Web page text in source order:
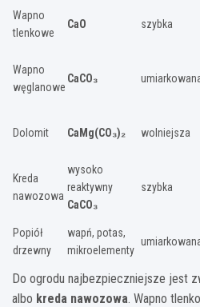
Wapno
tlenkowe
CaO szybka
Wapno
węglanowe
CaCO₃
Dolomit CaMg(CO₃)₂ wolniejsza
Kreda
nawozowa
wysoko
reaktywny
CaCO₃
szybka
Popiół
drzewny
wapń, potas,
mikroelementy
Do ogrodu najbezpieczniejsze jest
albo kreda nawozowa. Wapno